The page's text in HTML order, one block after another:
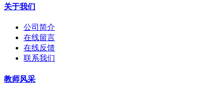
关于我们
公司简介
在线留言
在线反馈
联系我们
教师风采